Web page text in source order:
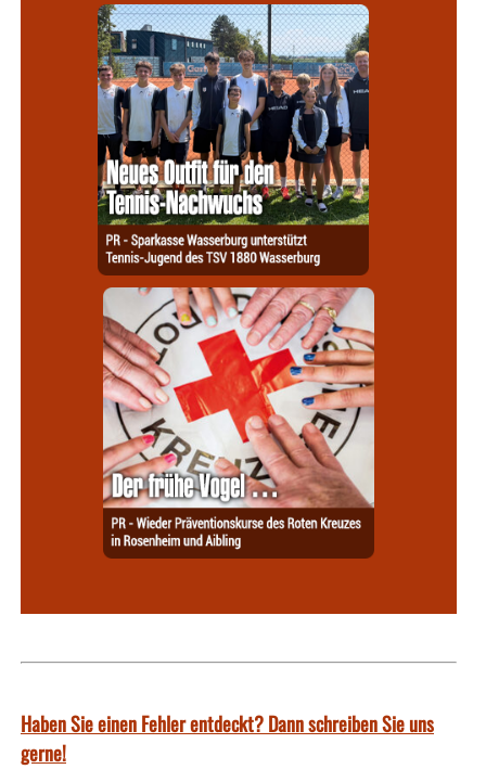
Haben Sie einen Fehler entdeckt? Dann schreiben Sie uns
gerne!